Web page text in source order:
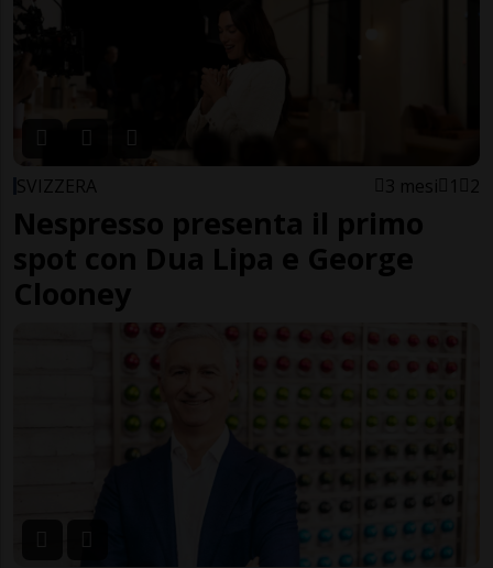
SVIZZERA 3 mesi 1 2
Nespresso presenta il primo
spot con Dua Lipa e George
Clooney